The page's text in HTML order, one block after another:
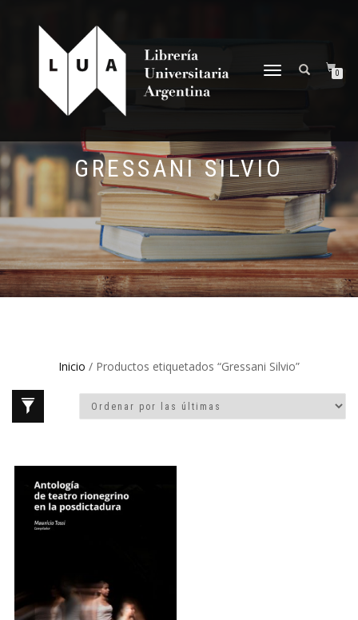
NAVEGACIÓN
0
GRESSANI SILVIO
Inicio / Productos etiquetados “Gressani Silvio”